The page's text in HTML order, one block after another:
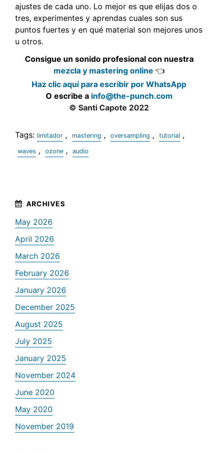
ajustes de cada uno. Lo mejor es que elijas dos o
tres, experimentes y aprendas cuales son sus
puntos fuertes y en qué material son mejores unos
u otros.
Consigue un sonido profesional con nuestra
mezcla y mastering online 👈
Haz clic aquí para escribir por WhatsApp
O escribe a info@the-punch.com
© Santi Capote 2022
Tags: limitador , mastering , oversampling , tutorial ,
waves , ozone , audio
May 2026
April 2026
March 2026
February 2026
January 2026
December 2025
August 2025
July 2025
January 2025
November 2024
June 2020
May 2020
November 2019